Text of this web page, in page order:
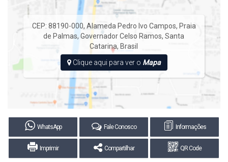
CEP: 88190-000, Alameda Pedro Ivo Campos, Praia
de Palmas,Governador Celso Ramos,Santa
Catarina, Brasil
Clique aqui para ver o Mapa
WhatsApp Fale Conosco Informações
Imprimir Compartilhar QR Code